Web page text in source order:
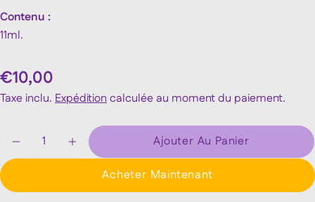
Contenu :
11ml.
Prix
€10,00
Taxe inclu. Expéditioncalculée au moment du paiement.
Quantité
Diminuer La Quantité Pour Shine Express -
Augmenter La Quantité Pour Shine
Ajouter Au Panier
Acheter Maintenant
PARTAGER CE PRODUIT
Partager
sur
Partager
sur
Épingler
sur
Votre
email
téléphone